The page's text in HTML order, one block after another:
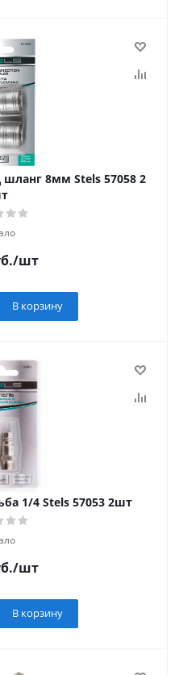
8мм Stels 57058 2
/шт
В корзину
1/4 Stels 57053 2шт
/шт
В корзину